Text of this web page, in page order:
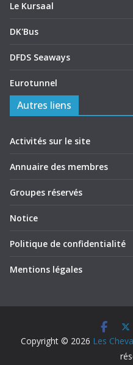
Le Kursaal
DK'Bus
DFDS Seaways
Eurotunnel
Autres liens
Activités sur le site
Annuaire des membres
Groupes réservés
Notice
Politique de confidentialité
Mentions légales
Copyright © 2026 Les